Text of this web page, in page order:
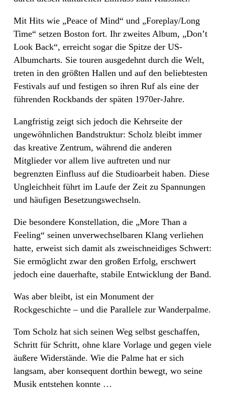
Mit Hits wie „Peace of Mind“ und „Foreplay/Long
Time“ setzen Boston fort. Ihr zweites Album, „Don’t
Look Back“, erreicht sogar die Spitze der US-
Albumcharts. Sie touren ausgedehnt durch die Welt,
treten in den größten Hallen und auf den beliebtesten
Festivals auf und festigen so ihren Ruf als eine der
führenden Rockbands der späten 1970er-Jahre.
Langfristig zeigt sich jedoch die Kehrseite der
ungewöhnlichen Bandstruktur: Scholz bleibt immer
das kreative Zentrum, während die anderen
Mitglieder vor allem live auftreten und nur
begrenzten Einfluss auf die Studioarbeit haben. Diese
Ungleichheit führt im Laufe der Zeit zu Spannungen
und häufigen Besetzungswechseln.
Die besondere Konstellation, die „More Than a
Feeling“ seinen unverwechselbaren Klang verliehen
hatte, erweist sich damit als zweischneidiges Schwert:
Sie ermöglicht zwar den großen Erfolg, erschwert
jedoch eine dauerhafte, stabile Entwicklung der Band.
Was aber bleibt, ist ein Monument der
Rockgeschichte – und die Parallele zur Wanderpalme.
Tom Scholz hat sich seinen Weg selbst geschaffen,
Schritt für Schritt, ohne klare Vorlage und gegen viele
äußere Widerstände. Wie die Palme hat er sich
langsam, aber konsequent dorthin bewegt, wo seine
Musik entstehen konnte …